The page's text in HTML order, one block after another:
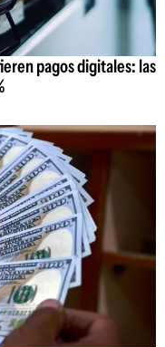
pagos digitales: las